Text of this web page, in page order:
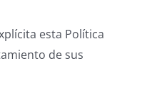
esta Política
de sus